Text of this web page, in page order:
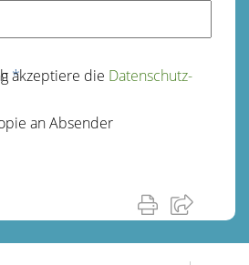
*
akzeptiere die Datenschutz­
an Absender